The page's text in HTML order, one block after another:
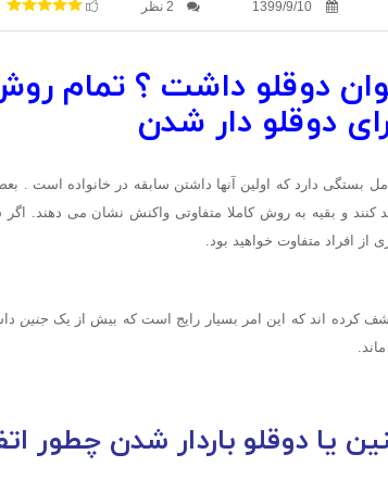
1399/9/10 2 نظر
دوقلو داشت ؟ تمام
دوقلو دار شدن
بستگی دارد که اولین آنها داشتن سابقه در خانواده است .
کنند و بقیه به روش کاملا متفاوتی واکنش نشان می دهند. اگر
از افراد متفاوت خواهید بود.
کرده اند که این امر بسیار رایج است که بیش از یک جنین
یا دوقلو باردار شدن چطور